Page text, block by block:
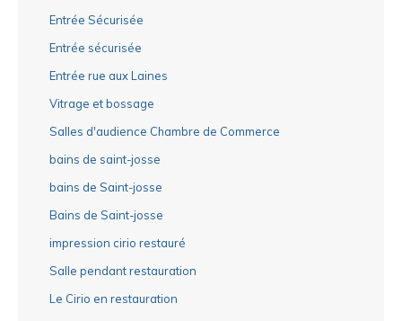
Entrée Sécurisée
Entrée sécurisée
Entrée rue aux Laines
Vitrage et bossage
Salles d'audience Chambre de Commerce
bains de saint-josse
bains de Saint-josse
Bains de Saint-josse
impression cirio restauré
Salle pendant restauration
Le Cirio en restauration